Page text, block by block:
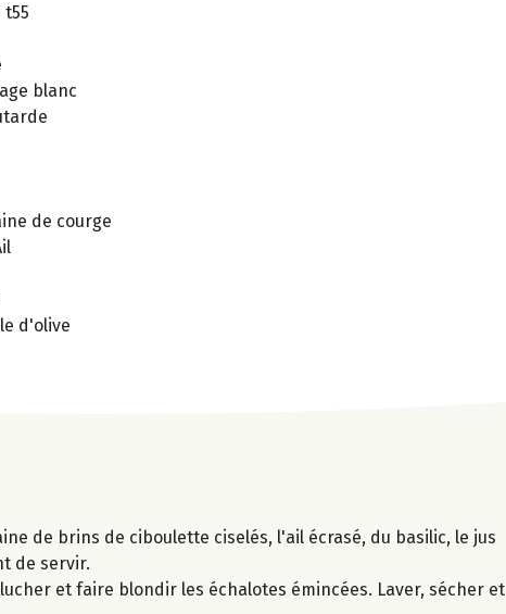
t55
blanc
de courge
d'olive
de brins de ciboulette ciselés, l'ail écrasé, du basilic, le jus
de servir.
et faire blondir les échalotes émincées. Laver, sécher et